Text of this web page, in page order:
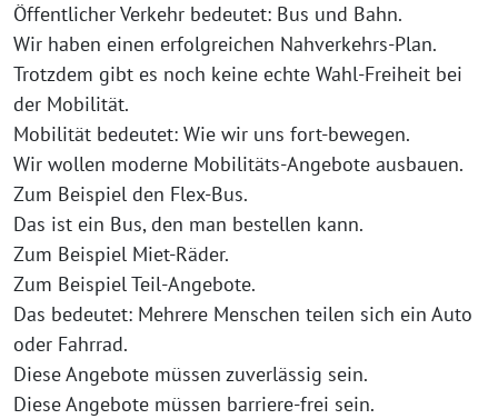
Öffentlicher Verkehr bedeutet: Bus und Bahn.
Wir haben einen erfolgreichen Nahverkehrs-Plan.
Trotzdem gibt es noch keine echte Wahl-Freiheit bei
der Mobilität.
Mobilität bedeutet: Wie wir uns fort-bewegen.
Wir wollen moderne Mobilitäts-Angebote ausbauen.
Zum Beispiel den Flex-Bus.
Das ist ein Bus, den man bestellen kann.
Zum Beispiel Miet-Räder.
Zum Beispiel Teil-Angebote.
Das bedeutet: Mehrere Menschen teilen sich ein Auto
oder Fahrrad.
Diese Angebote müssen zuverlässig sein.
Diese Angebote müssen barriere-frei sein.